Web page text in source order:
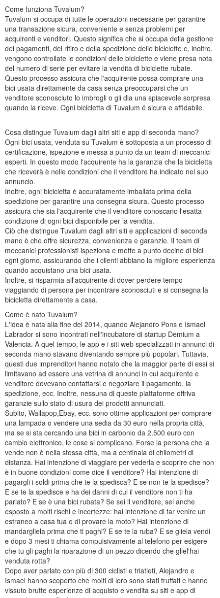
Come funziona Tuvalum?
Tuvalum si occupa di tutte le operazioni necessarie per garantire
una transazione sicura, conveniente e senza problemi per
acquirenti e venditori. Questo significa che si occupa della gestione
dei pagamenti, del ritiro e della spedizione delle biciclette e, inoltre,
vengono controllate le condizioni delle biciclette e viene presa nota
del numero di serie per evitare la vendita di biciclette rubate.
Questo processo assicura che l'acquirente possa comprare una
bici usata direttamente da casa senza preoccuparsi che un
venditore sconosciuto lo imbrogli o gli dia una spiacevole sorpresa
quando la riceve. Ogni bicicletta di Tuvalum é sicura e affidabile.
Cosa distingue Tuvalum dagli altri siti e app di seconda mano?
Ogni bici usata, venduta su Tuvalum è sottoposta a un processo di
certificazione, ispezione e messa a punto da un team di meccanici
esperti. In questo modo l'acquirente ha la garanzia che la bicicletta
che riceverà è nelle condizioni che il venditore ha indicato nel suo
annuncio.
Inoltre, ogni bicicletta è accuratamente imballata prima della
spedizione per garantire una consegna sicura. Questo processo
assicura che sia l'acquirente che il venditore conoscano l'esatta
condizione di ogni bici disponibile per la vendita.
Ciò che distingue Tuvalum dagli altri siti e applicazioni di seconda
mano è che offre sicurezza, convenienza e garanzie. Il team di
meccanici professionisti ispeziona e mette a punto decine di bici
ogni giorno, assicurando che i clienti abbiano la migliore esperienza
quando acquistano una bici usata.
Inoltre, si risparmia all'acquirente di dover perdere tempo
viaggiando di persona per incontrare sconosciuti e si consegna la
bicicletta direttamente a casa.
Come è nato Tuvalum?
L'idea è nata alla fine del 2014, quando Alejandro Pons e Ismael
Labrador si sono incontrati nell'incubatore di startup Demium a
Valencia. A quel tempo, le app e i siti web specializzati in annunci di
seconda mano stavano diventando sempre più popolari. Tuttavia,
questi due imprenditori hanno notato che la maggior parte di essi si
limitavano ad essere una vetrina di annunci in cui acquirente e
venditore dovevano contattarsi e negoziare il pagamento, la
spedizione, ecc. Inoltre, nessuna di queste piattaforme offriva
garanzie sullo stato di usura dei prodotti annunciati.
Subito, Wallapop,Ebay, ecc. sono ottime applicazioni per comprare
una lampada o vendere una sedia da 30 euro nella propria città,
ma se si sta cercando una bici in carbonio da 2.500 euro con
cambio elettronico, le cose si complicano. Forse la persona che la
vende non è nella stessa città, ma a centinaia di chilometri di
distanza. Hai intenzione di viaggiare per vederla e scoprire che non
è in buone condizioni come dice il venditore? Hai intenzione di
pagargli i soldi prima che te la spedisca? E se non te la spedisce?
E se te la spedisce e ha dei danni di cui il venditore non ti ha
parlato? E se è una bici rubata? Se sei il venditore, sei anche
esposto a molti rischi e incertezze: hai intenzione di far venire un
estraneo a casa tua o di provare la moto? Hai intenzione di
mandargliela prima che ti paghi? E se te la ruba? E se gliela vendi
e dopo 3 mesi ti chiama compulsivamente al telefono per esigere
che tu gli paghi la riparazione di un pezzo dicendo che gliel'hai
venduta rotta?
Dopo aver parlato con più di 300 ciclisti e triatleti, Alejandro e
Ismael hanno scoperto che molti di loro sono stati truffati e hanno
vissuto brutte esperienze di acquisto e vendita su siti e app di